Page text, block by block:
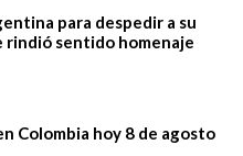
para despedir a su
rindió sentido homenaje
Colombia hoy 8 de agosto